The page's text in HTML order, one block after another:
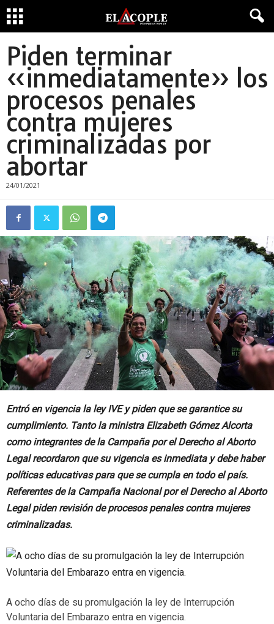
Piden terminar
«inmediatamente» los
procesos penales
contra mujeres
criminalizadas por
abortar
24/01/2021
Entró en vigencia la ley IVE y piden que se garantice su
cumplimiento. Tanto la ministra Elizabeth Gómez Alcorta
como integrantes de la Campaña por el Derecho al Aborto
Legal recordaron que su vigencia es inmediata y debe haber
políticas educativas para que se cumpla en todo el país.
Referentes de la Campaña Nacional por el Derecho al Aborto
Legal piden revisión de procesos penales contra mujeres
criminalizadas.
A ocho días de su promulgación la ley de Interrupción
Voluntaria del Embarazo entra en vigencia.